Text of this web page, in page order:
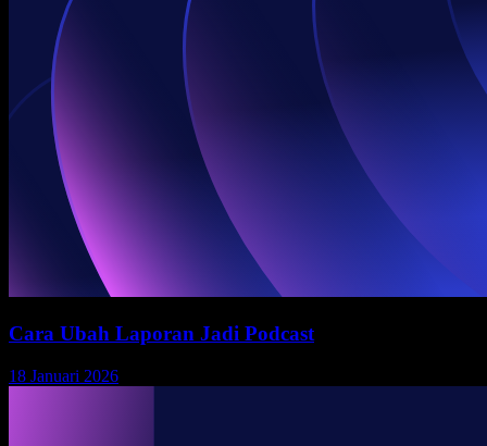
Cara Ubah Laporan Jadi Podcast
18 Januari 2026